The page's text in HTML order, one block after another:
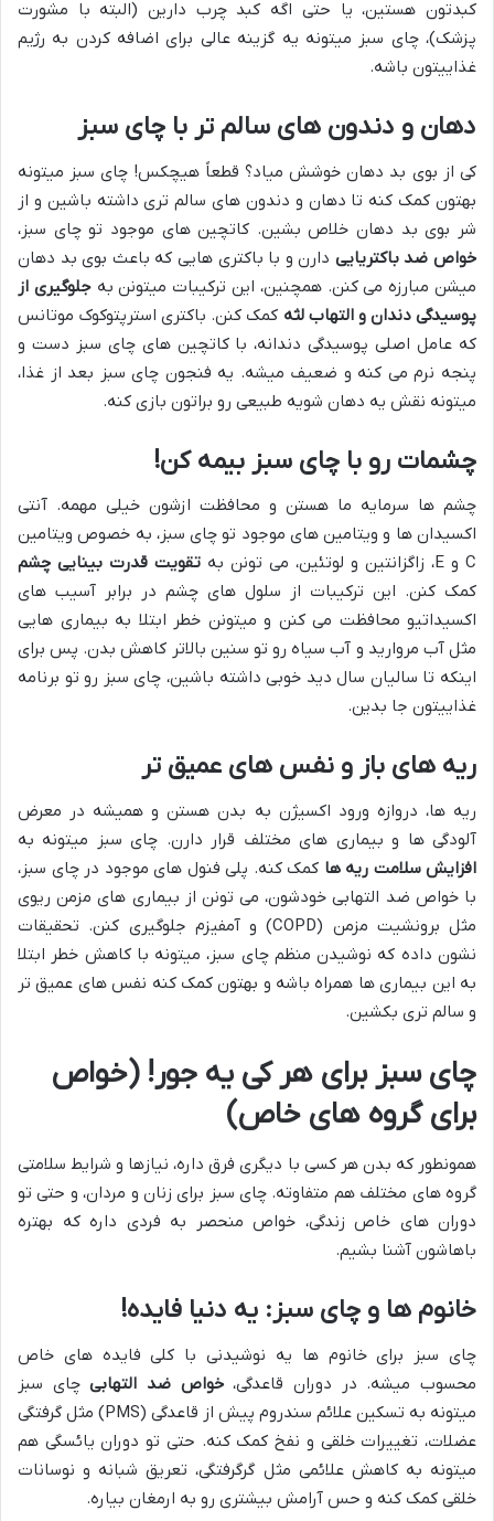
کبدتون هستین، یا حتی اگه کبد چرب دارین (البته با مشورت
پزشک)، چای سبز میتونه یه گزینه عالی برای اضافه کردن به رژیم
غذاییتون باشه.
دهان و دندون های سالم تر با چای سبز
کی از بوی بد دهان خوشش میاد؟ قطعاً هیچکس! چای سبز میتونه
بهتون کمک کنه تا دهان و دندون های سالم تری داشته باشین و از
شر بوی بد دهان خلاص بشین. کاتچین های موجود تو چای سبز،
خواص ضد باکتریایی دارن و با باکتری هایی که باعث بوی بد دهان
میشن مبارزه می کنن. همچنین، این ترکیبات میتونن بهجلوگیری از
پوسیدگی دندان و التهاب لثه کمک کنن. باکتری استرپتوکوک موتانس
که عامل اصلی پوسیدگی دندانه، با کاتچین های چای سبز دست و
پنجه نرم می کنه و ضعیف میشه. یه فنجون چای سبز بعد از غذا،
میتونه نقش یه دهان شویه طبیعی رو براتون بازی کنه.
چشمات رو با چای سبز بیمه کن!
چشم ها سرمایه ما هستن و محافظت ازشون خیلی مهمه. آنتی
اکسیدان ها و ویتامین های موجود تو چای سبز، به خصوص ویتامین
C و E، زاگزانتین و لوتئین، می تونن به
تقویت قدرت بینایی چشم
کمک کنن. این ترکیبات از سلول های چشم در برابر آسیب های
اکسیداتیو محافظت می کنن و میتونن خطر ابتلا به بیماری هایی
مثل آب مروارید و آب سیاه رو تو سنین بالاتر کاهش بدن. پس برای
اینکه تا سالیان سال دید خوبی داشته باشین، چای سبز رو تو برنامه
غذاییتون جا بدین.
ریه های باز و نفس های عمیق تر
ریه ها، دروازه ورود اکسیژن به بدن هستن و همیشه در معرض
آلودگی ها و بیماری های مختلف قرار دارن. چای سبز میتونه به
افزایش سلامت ریه ها کمک کنه. پلی فنول های موجود در چای سبز،
با خواص ضد التهابی خودشون، می تونن از بیماری های مزمن ریوی
مثل برونشیت مزمن (COPD) و آمفیزم جلوگیری کنن. تحقیقات
نشون داده که نوشیدن منظم چای سبز، میتونه با کاهش خطر ابتلا
به این بیماری ها همراه باشه و بهتون کمک کنه نفس های عمیق تر
و سالم تری بکشین.
چای سبز برای هر کی یه جور! (خواص
برای گروه های خاص)
همونطور که بدن هر کسی با دیگری فرق داره، نیازها و شرایط سلامتی
گروه های مختلف هم متفاوته. چای سبز برای زنان و مردان، و حتی تو
دوران های خاص زندگی، خواص منحصر به فردی داره که بهتره
باهاشون آشنا بشیم.
خانوم ها و چای سبز: یه دنیا فایده!
چای سبز برای خانوم ها یه نوشیدنی با کلی فایده های خاص
محسوب میشه. در دوران قاعدگی،خواص ضد التهابیچای سبز
میتونه به تسکین علائم سندروم پیش از قاعدگی (PMS) مثل گرفتگی
عضلات، تغییرات خلقی و نفخ کمک کنه. حتی تو دوران یائسگی هم
میتونه به کاهش علائمی مثل گرگرفتگی، تعریق شبانه و نوسانات
خلقی کمک کنه و حس آرامش بیشتری رو به ارمغان بیاره.